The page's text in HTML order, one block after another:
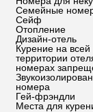
Семейные
Сейф
Отопление
Дизайн-отель
Курение на всей
территории
номерах
номера
Гей-фрэндли
Места для